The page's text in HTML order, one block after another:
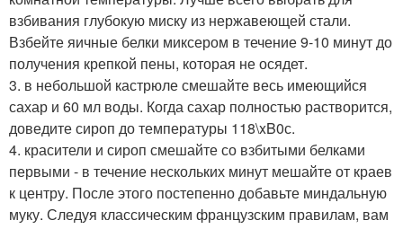
взбивания глубокую миску из нержавеющей стали.
Взбейте яичные белки миксером в течение 9-10 минут до
получения крепкой пены, которая не осядет.
3. в небольшой кастрюле смешайте весь имеющийся
сахар и 60 мл воды. Когда сахар полностью растворится,
доведите сироп до температуры 118\xB0с.
4. красители и сироп смешайте со взбитыми белками
первыми - в течение нескольких минут мешайте от краев
к центру. После этого постепенно добавьте миндальную
муку. Следуя классическим французским правилам, вам